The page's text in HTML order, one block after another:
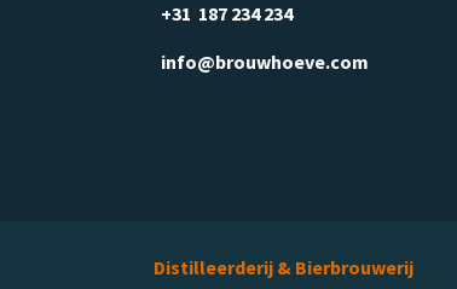
+31 187 234 234
info@brouwhoeve.com
Distilleerderij & Bierbrouwerij